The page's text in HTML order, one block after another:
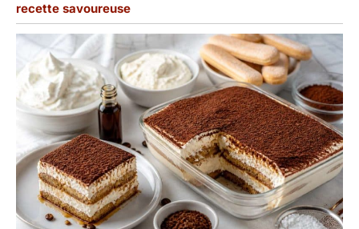
recette savoureuse